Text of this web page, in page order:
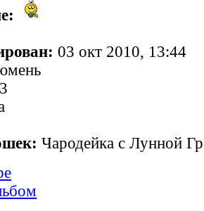
03 окт 2010, 13:44
3
Чародейка с Лунной